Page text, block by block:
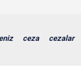
ceza cezalar